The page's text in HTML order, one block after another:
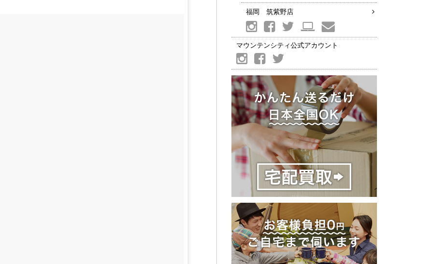
福岡 筑紫野店
マウンテンシティ公式アカウント